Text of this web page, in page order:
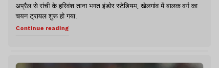
अप्रैल से रांची के हरिवंश ताना भगत इंडोर स्टेडियम, खेलगांव में बालक वर्ग का
चयन ट्रायल शुरू हो गया.
Continue reading